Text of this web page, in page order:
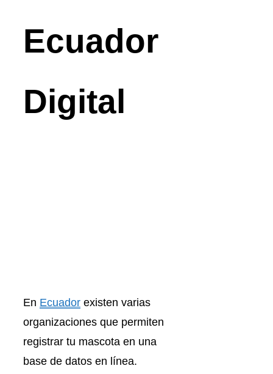
Ecuador
Digital
En Ecuador existen varias
organizaciones que permiten
registrar tu mascota en una
base de datos en línea.